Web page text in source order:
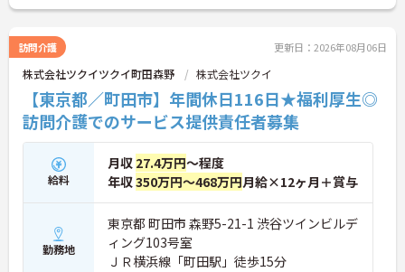
働き続けられる環境です。
プロへ＞サービス提供責任者として、お客様が望む
生活を実現するためにケアプランを調整し、ヘルパ
ーへの指示や連携を行う重要なポジションです。業
務効率化のために業務用スマホの貸与もあり、スム
ーズに業務を行えます。お客様の「あたりまえの日
常生活」を支えるプロフェッショナルとしてスキル
を磨けるだけでなく、キャリアアップ制度を通じて
将来的なステップアップも目指せます。
訪問介護 更新日：2026年08月06日
株式会社ツクイツクイ町田森野 株式会社ツクイ
【東京都／町田市】年間休日116日★福利厚生◎
訪問介護でのサービス提供責任者募集
給料
月収 27.4万円～程度
年収350万円～468万円月給×12ヶ月＋賞与
勤務地
東京都 町田市 森野5-21-1 渋谷ツインビルデ
ィング103号室
ＪＲ横浜線「町田駅」徒歩15分